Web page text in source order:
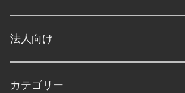
法人向け
カテゴリー